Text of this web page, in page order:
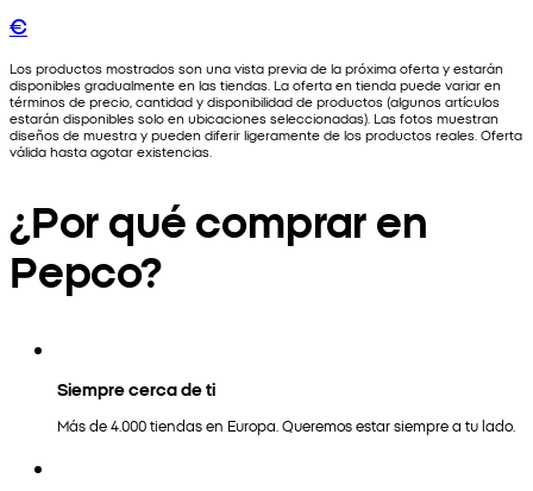
€
Los productos mostrados son una vista previa de la próxima oferta y estarán
disponibles gradualmente en las tiendas. La oferta en tienda puede variar en
términos de precio, cantidad y disponibilidad de productos (algunos artículos
estarán disponibles solo en ubicaciones seleccionadas). Las fotos muestran
diseños de muestra y pueden diferir ligeramente de los productos reales. Oferta
válida hasta agotar existencias.
¿Por qué comprar en
Pepco?
Siempre cerca de ti
Más de 4.000 tiendas en Europa. Queremos estar siempre a tu lado.